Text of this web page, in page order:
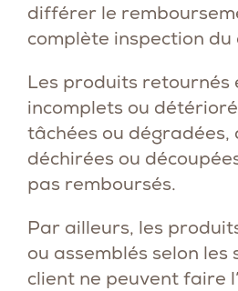
différer le
complète inspection
Les produits retournés
incomplets ou
tâchées ou dégradées,
déchirées ou
pas remboursés.
Par ailleurs, les
ou assemblés selon
client ne peuvent faire